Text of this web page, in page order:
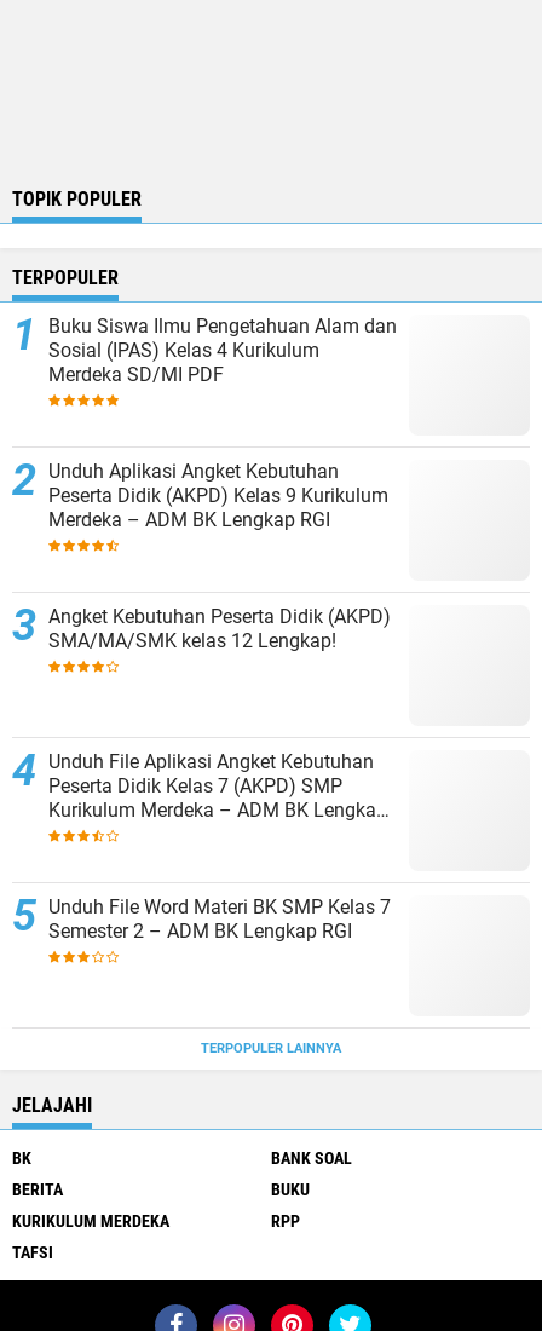
TOPIK POPULER
TERPOPULER
Buku Siswa Ilmu Pengetahuan Alam dan
Sosial (IPAS) Kelas 4 Kurikulum
Merdeka SD/MI PDF
Unduh Aplikasi Angket Kebutuhan
Peserta Didik (AKPD) Kelas 9 Kurikulum
Merdeka – ADM BK Lengkap RGI
Angket Kebutuhan Peserta Didik (AKPD)
SMA/MA/SMK kelas 12 Lengkap!
Unduh File Aplikasi Angket Kebutuhan
Peserta Didik Kelas 7 (AKPD) SMP
Kurikulum Merdeka – ADM BK Lengkap
RGI
Unduh File Word Materi BK SMP Kelas 7
Semester 2 – ADM BK Lengkap RGI
TERPOPULER LAINNYA
JELAJAHI
BK
BANK SOAL
BERITA
BUKU
KURIKULUM MERDEKA
RPP
TAFSI